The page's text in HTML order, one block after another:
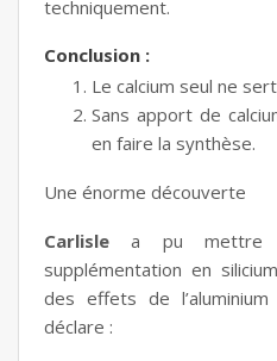
techniquement.
Conclusion :
Le calcium seul ne
Sans apport de
en faire la synthèse.
Une énorme découverte
Carlisle a pu mettre
supplémentation en
des effets de
déclare :